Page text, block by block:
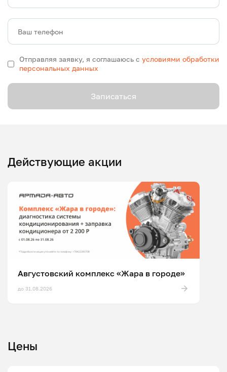
Ваш телефон
Отправляя заявку, я соглашаюсь с условиями обработки
персональных данных
Записаться
Действующие акции
Августовский комплекс «Жара в городе»
до 31.08.2026
Цены